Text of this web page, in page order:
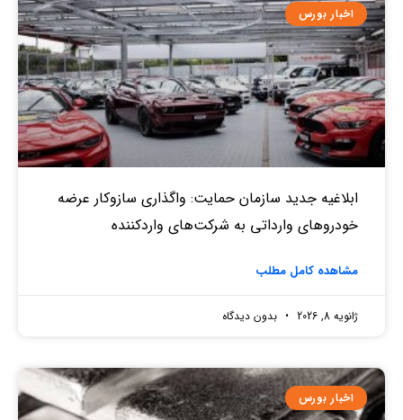
اخبار بورس
ابلاغیه جدید سازمان حمایت: واگذاری سازوکار عرضه
خودروهای وارداتی به شرکت‌های واردکننده
مشاهده کامل مطلب
ژانویه 8, 2026 بدون دیدگاه
اخبار بورس